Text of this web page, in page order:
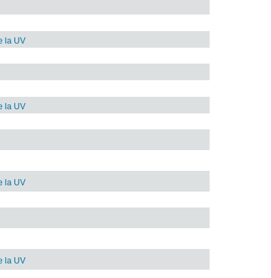
la UV
la UV
la UV
la UV